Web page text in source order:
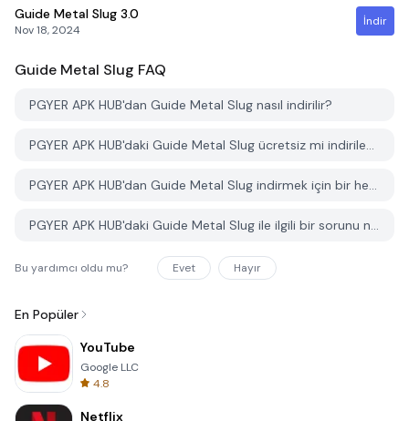
Guide Metal Slug 3.0
Nov 18, 2024
İndir
Guide Metal Slug FAQ
PGYER APK HUB'dan Guide Metal Slug nasıl indirilir?
PGYER APK HUB'daki Guide Metal Slug ücretsiz mi indirilebilir?
PGYER APK HUB'dan Guide Metal Slug indirmek için bir hesaba ihtiyacım var mı?
PGYER APK HUB'daki Guide Metal Slug ile ilgili bir sorunu nasıl bildirebilirim?
Bu yardımcı oldu mu? Evet Hayır
En Popüler
YouTube
Google LLC
4.8
Netflix